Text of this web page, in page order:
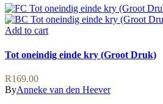
Add to cart
Tot oneindig einde kry (Groot Druk)
R169.00
ByAnneke van den Heever